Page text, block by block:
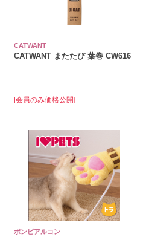
CATWANT
CATWANT またたび 葉巻 CW616
[会員のみ価格公開]
ボンビアルコン